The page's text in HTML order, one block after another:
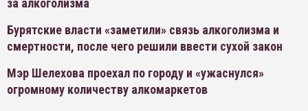
за алкоголизма
Бурятские власти «заметили» связь алкоголизма и
смертности, после чего решили ввести сухой закон
Мэр Шелехова проехал по городу и «ужаснулся»
огромному количеству алкомаркетов